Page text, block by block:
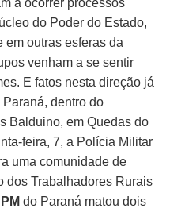
do Poder do Estado,
em outras esferas da
venham a se sentir
E fatos nesta direção já
dentro do
Balduino, em Quedas do
feira, 7, a Polícia Militar
uma comunidade de
dos Trabalhadores Rurais
PM do Paraná matou dois